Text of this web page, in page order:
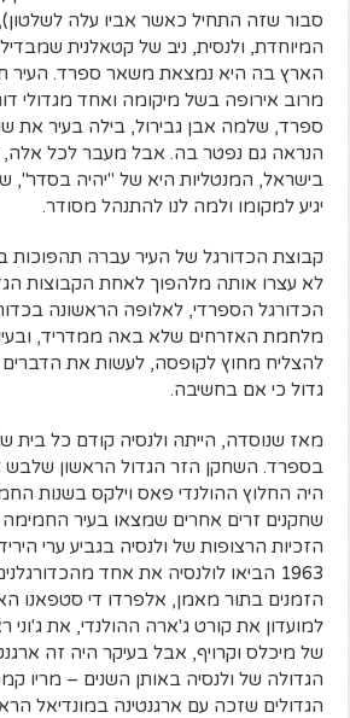
סבור שזה התחיל כאשר אביו עלה
המיוחדת, ולנסית, ניב של קטאלנית
הארץ בה היא נמצאת משאר ספרד. העיר
מרוב אירופה בשל מיקומה ואחד מגדולי
ספרד, שלמה אבן גבירול, בילה בעיר את
הנראה גם נפטר בה. אבל מעבר לכל אלה,
בישראל, המנטליות היא של "יהיה בסדר",
יגיע למקומו ולמה לנו להתנהל מסודר.
קבוצת הכדורגל של העיר עברה
לא עצרו אותה מלהפוך לאחת הקבוצות
הכדורגל הספרדי, לאלופה הראשונה
מלחמת האזרחים שלא באה ממדריד,
להצליח מחוץ לקופסה, לעשות את
גדול כי אם בחשיבה.
מאז שנוסדה, הייתה ולנסיה קודם כל בית
בספרד. השחקן הזר הגדול הראשון שלבש
היה החלוץ ההולנדי פאס וילקס בשנות
שחקנים זרים אחרים שמצאו בעיר
1963 הביאו לולנסיה את אחד
הזמנים בתור מאמן, אלפרדו די סטפאנו
למועדון את קורט ג'ארה ההולנדי, את
של מיכלס וקרויף, אבל בעיקר היה זה
הגדולה של ולנסיה באותן השנים – מריו